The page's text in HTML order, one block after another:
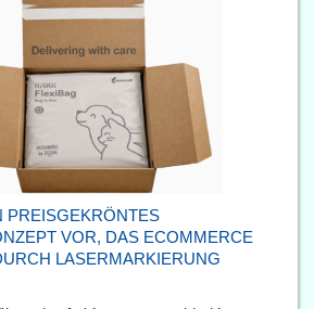
PREISGEKRÖNTES
VOR, DAS ECOMMERCE
LASERMARKIERUNG